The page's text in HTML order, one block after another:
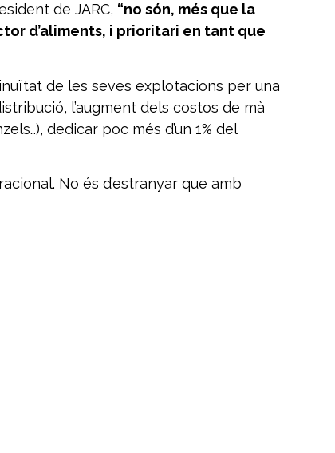
de JARC, “no són, més que la
d’aliments, i prioritari en tant que
de les seves explotacions per una
l’augment dels costos de mà
dedicar poc més d’un 1% del
No és d’estranyar que amb